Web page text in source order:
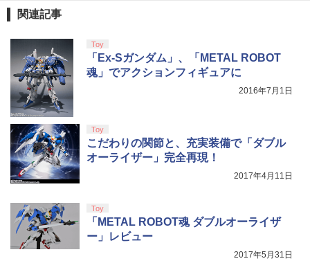
関連記事
Toy
「Ex-Sガンダム」、「METAL ROBOT
魂」でアクションフィギュアに
2016年7月1日
Toy
こだわりの関節と、充実装備で「ダブル
オーライザー」完全再現！
2017年4月11日
Toy
「METAL ROBOT魂 ダブルオーライザ
ー」レビュー
2017年5月31日